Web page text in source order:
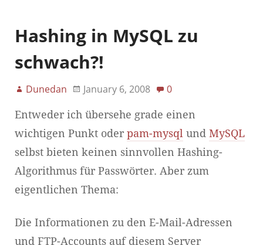
Hashing in MySQL zu
schwach?!
Dunedan January 6, 2008 0
Entweder ich übersehe grade einen
wichtigen Punkt oder pam-mysql und MySQL
selbst bieten keinen sinnvollen Hashing-
Algorithmus für Passwörter. Aber zum
eigentlichen Thema:
Die Informationen zu den E-Mail-Adressen
und FTP-Accounts auf diesem Server